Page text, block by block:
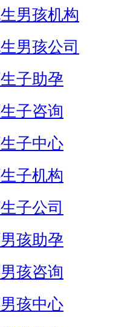
男孩机构
男孩公司
子助孕
子咨询
子中心
子机构
子公司
孩助孕
孩咨询
孩中心